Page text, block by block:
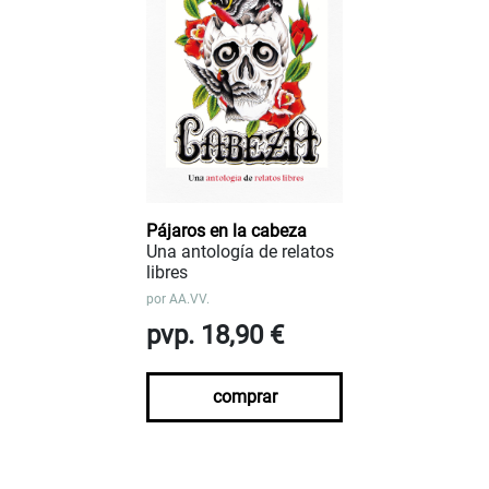
Pájaros en la cabeza
Una antología de relatos
libres
por AA.VV.
pvp. 18,90 €
comprar